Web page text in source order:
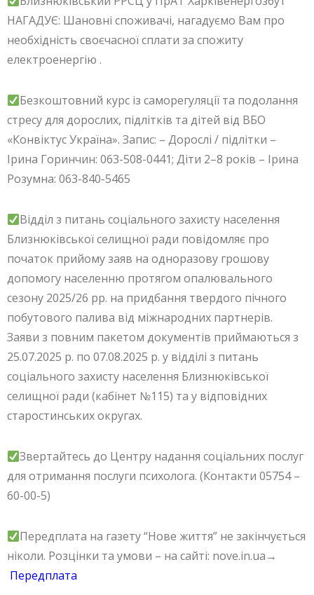
НАГАДУЄ: Шановні споживачі, нагадуємо Вам про
необхідність своєчасної сплати за спожиту
електроенергію .
Безкоштовний курс із саморегуляції та подолання
стресу для дорослих, підлітків та дітей від ВБО
«Конвіктус Україна». Запис: – Дорослі / підлітки –
Ірина Горинчин: 063-508-0441; Діти 2–8 років – Ірина
Розумна: 063-840-5465
Відділ з питань соціального захисту населення
Близнюківської селищної ради повідомляє про
початок прийому заяв на одноразову грошову
допомогу населенню протягом опалювального
сезону 2025/26 рр. на придбання твердого пічного
побутового палива від міжнародних партнерів.
Заяви з повним пакетом документів приймаються з
25.07.2025 р. по 07.08.2025 р. у відділі з питань
соціального захисту населення Близнюківської
селищної ради (кабінет №115) та у відповідних
старостинських округах.
Звертайтесь до Центру надання соціальних послуг
для отримання послуги психолога. (Контакти 05754 –
60-00-5)
Передплата на газету “Нове життя” не закінчується
ніколи. Розцінки та умови – на сайті: nove.in.ua→
Передплата